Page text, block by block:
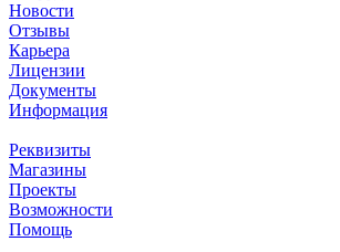
Новости
Отзывы
Карьера
Лицензии
Документы
Информация
Реквизиты
Магазины
Проекты
Возможности
Помощь